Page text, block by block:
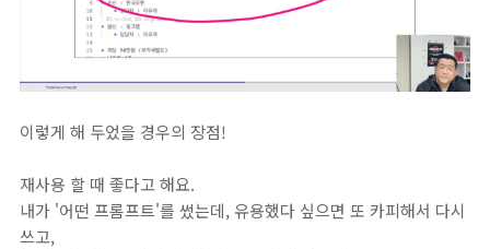
이렇게 해 두었을 경우의 장점!
재사용 할 때 좋다고 해요.
내가 '어떤 프롬프트'를 썼는데, 유용했다 싶으면 또 카피해서 다시
쓰고,